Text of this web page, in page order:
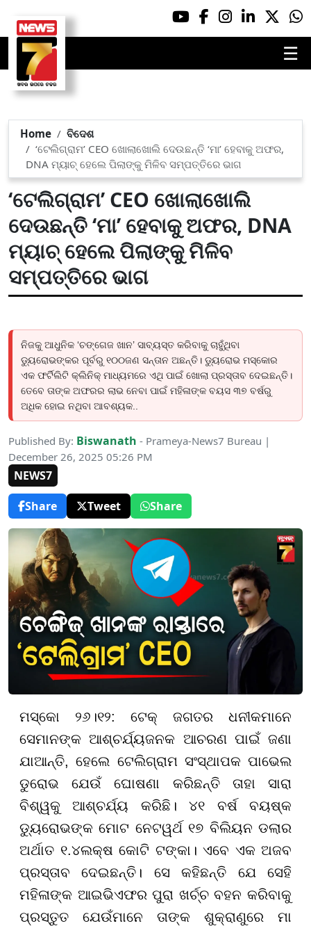
☰
Home
ବିଦେଶ
‘ଟେଲିଗ୍ରାମ’ CEO ଖୋଲାଖୋଲି ଦେଉଛନ୍ତି ‘ମା’ ହେବାକୁ ଅଫର,
DNA ମ୍ୟାଚ୍ ହେଲେ ପିଲାଙ୍କୁ ମିଳିବ ସମ୍ପତ୍ତିରେ ଭାଗ
‘ଟେଲିଗ୍ରାମ’ CEO ଖୋଲାଖୋଲି
ଦେଉଛନ୍ତି ‘ମା’ ହେବାକୁ ଅଫର, DNA
ମ୍ୟାଚ୍ ହେଲେ ପିଲାଙ୍କୁ ମିଳିବ
ସମ୍ପତ୍ତିରେ ଭାଗ
ନିଜକୁ ଆଧୁନିକ ‘ଚଙ୍ଗେଜ ଖାନ’ ସାବ୍ୟସ୍ତ କରିବାକୁ ଚାହୁଁଥିବା
ଡ୍ୟୁରୋଭଙ୍କର ପୂର୍ବରୁ ୧୦୦ଜଣ ସନ୍ତାନ ଅଛନ୍ତି। ଡ୍ୟୁରୋଭ ମସ୍କୋର
ଏକ ଫର୍ଟିଲିଟି କ୍ଲିନିକ୍ ମାଧ୍ୟମରେ ଏଥି ପାଇଁ ଖୋଲା ପ୍ରସ୍ତାବ ଦେଇଛନ୍ତି।
ତେବେ ତାଙ୍କ ଅଫରର ଲାଭ ନେବା ପାଇଁ ମହିଳାଙ୍କ ବୟସ ୩୭ ବର୍ଷରୁ
ଅଧିକ ହୋଇ ନଥିବା ଆବଶ୍ୟକ..
Published By: Biswanath - Prameya-News7 Bureau |
December 26, 2025 05:26 PM
NEWS7
Share
Tweet Share
ମସ୍କୋ ୨୬।୧୨: ଟେକ୍ ଜଗତର ଧନୀକମାନେ
ସେମାନଙ୍କ ଆଶ୍ଚର୍ଯ୍ୟଜନକ ଆଚରଣ ପାଇଁ ଜଣା
ଯାଆନ୍ତି, ହେଲେ ଟେଲିଗ୍ରାମ ସଂସ୍ଥାପକ ପାଭେଲ
ଡୁରୋଭ ଯେଉଁ ଘୋଷଣା କରିଛନ୍ତି ତାହା ସାରା
ବିଶ୍ୱକୁ ଆଶ୍ଚର୍ଯ୍ୟ କରିଛି। ୪୧ ବର୍ଷ ବୟଷ୍କ
ଡ୍ୟୁରୋଭଙ୍କ ମୋଟ ନେଟୱର୍ଥ ୧୭ ବିଲିୟନ ଡଲାର
ଅର୍ଥାତ ୧.୪ଲକ୍ଷ କୋଟି ଟଙ୍କା। ଏବେ ଏକ ଅଜବ
ପ୍ରସ୍ତାବ ଦେଇଛନ୍ତି। ସେ କହିଛନ୍ତି ଯେ ସେହି
ମହିଳାଙ୍କ ଆଇଭିଏଫର ପୁରା ଖର୍ଚ୍ଚ ବହନ କରିବାକୁ
ପ୍ରସ୍ତୁତ ଯେଉଁମାନେ ତାଙ୍କ ଶୁକ୍ରାଣୁରେ ମା